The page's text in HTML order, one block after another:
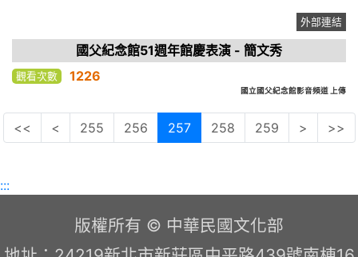
外部連結
國父紀念館51週年館慶表演 - 簡文秀
觀看次數 1226
國立國父紀念館影音頻道 上傳
<< < 255 256 257 258 259 > >>
:::
版權所有 © 中華民國文化部